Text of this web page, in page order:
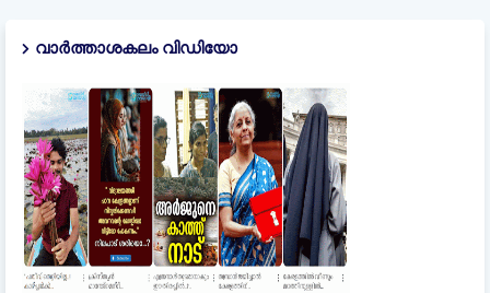
വാർത്താശകലം വിഡിയോ